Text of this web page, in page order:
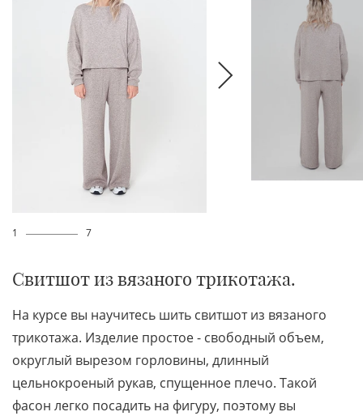
1 7
Свитшот из вязаного трикотажа.
На курсе вы научитесь шить свитшот из вязаного
трикотажа. Изделие простое - свободный объем,
округлый вырезом горловины, длинный
цельнокроеный рукав, спущенное плечо. Такой
фасон легко посадить на фигуру, поэтому вы